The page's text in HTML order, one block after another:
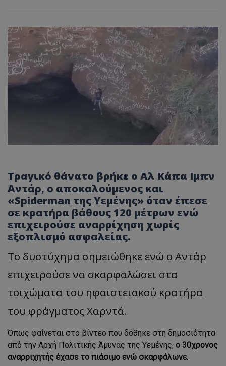
Τραγικό θάνατο βρήκε ο Αλ Κάπα Ιμπν
Αντάρ, ο αποκαλούμενος και
«Spiderman της Υεμένης» όταν έπεσε
σε κρατήρα βάθους 120 μέτρων ενώ
επιχειρούσε αναρρίχηση χωρίς
εξοπλισμό ασφαλείας.
Το δυστύχημα σημειώθηκε ενώ ο Αντάρ
επιχειρούσε να σκαρφαλώσει στα
τοιχώματα του ηφαιστειακού κρατήρα
του φράγματος Χαρντά.
Όπως φαίνεται στο βίντεο που δόθηκε στη δημοσιότητα
από την Αρχή Πολιτικής Άμυνας της Υεμένης, ο 30χρονος
αναρριχητής έχασε το πιάσιμο ενώ σκαρφάλωνε.